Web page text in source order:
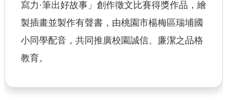
寫力·筆出好故事」創作徵文比賽得獎作品，繪
製插畫並製作有聲書，由桃園市楊梅區瑞埔國
小同學配音，共同推廣校園誠信、廉潔之品格
教育。